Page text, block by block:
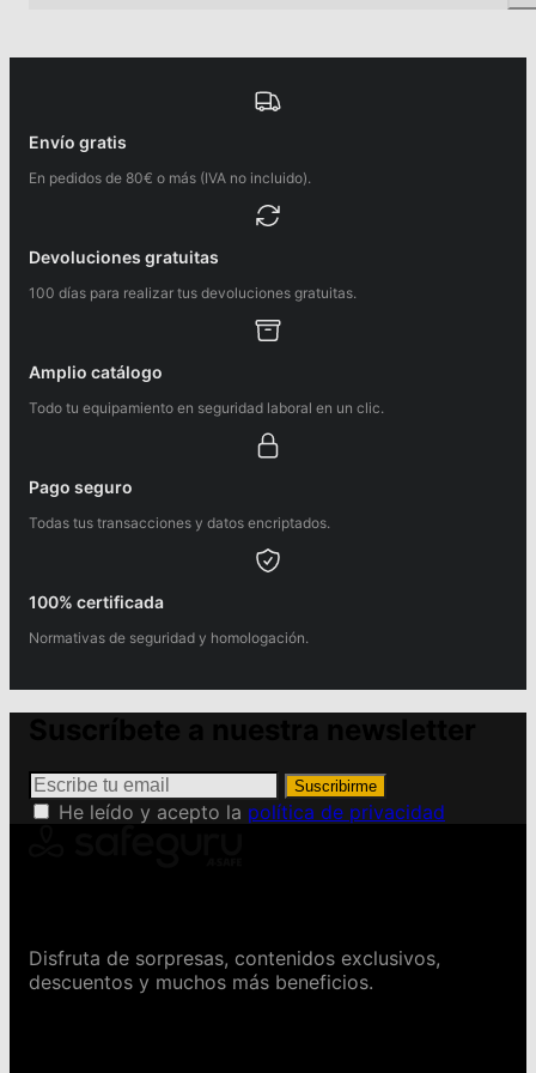
Envío gratis
En pedidos de 80€ o más (IVA no incluido).
Devoluciones gratuitas
100 días para realizar tus devoluciones gratuitas.
Amplio catálogo
Todo tu equipamiento en seguridad laboral en un clic.
Pago seguro
Todas tus transacciones y datos encriptados.
100% certificada
Normativas de seguridad y homologación.
Suscribirme
He leído y acepto la política de privacidad
Disfruta de sorpresas, contenidos exclusivos,
descuentos y muchos más beneficios.